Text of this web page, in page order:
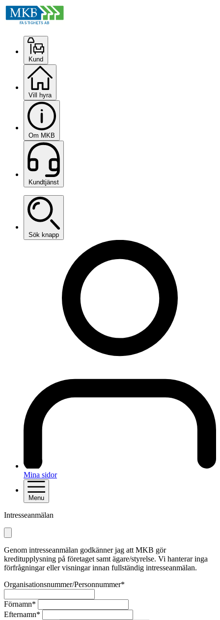
Kund
Vill hyra
Om MKB
Kundtjänst
Sök knapp
Mina sidor
Menu
Intresseanmälan
Genom intresseanmälan godkänner jag att MKB gör
kreditupplysning på företaget samt ägare/styrelse. Vi hanterar inga
förfrågningar eller visningar innan fullständig intresseanmälan.
Organisationsnummer/Personnummer*
Förnamn*
Efternamn*